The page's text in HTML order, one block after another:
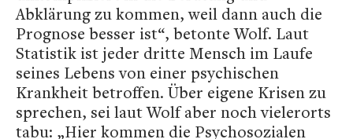
Abklärung zu kommen, weil dann auch die
Prognose besser ist“, betonte Wolf. Laut
Statistik ist jeder dritte Mensch im Laufe
seines Lebens von einer psychischen
Krankheit betroffen. Über eigene Krisen zu
sprechen, sei laut Wolf aber noch vielerorts
tabu: „Hier kommen die Psychosozialen